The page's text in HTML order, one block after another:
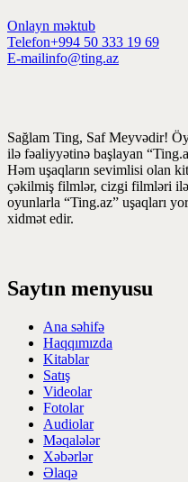
Onlayn məktub
Telefon+994 50 333 19 69
E-mailinfo@ting.az
Sağlam Ting, Saf Meyvədir!
ilə fəaliyyətinə başlayan
Həm uşaqların sevimlisi olan
çəkilmiş filmlər, cizgi filmləri
oyunlarla “Ting.az” uşaqları
xidmət edir.
Saytın menyusu
Ana səhifə
Haqqımızda
Kitablar
Satış
Videolar
Fotolar
Audiolar
Məqalələr
Xəbərlər
Əlaqə